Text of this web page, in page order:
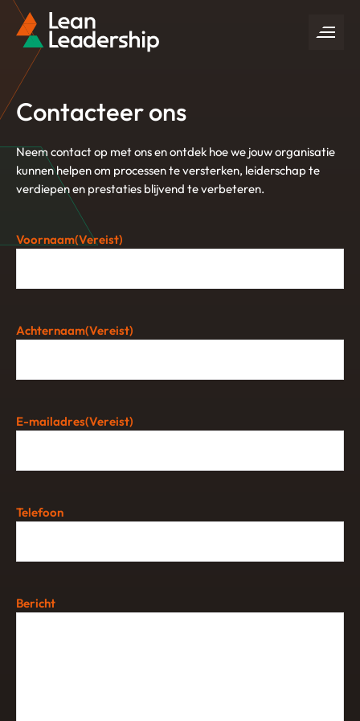
Contacteer ons
Neem contact op met ons en ontdek hoe we jouw organisatie
kunnen helpen om processen te versterken, leiderschap te
verdiepen en prestaties blijvend te verbeteren.
Voornaam(Vereist)
Achternaam(Vereist)
E-mailadres(Vereist)
Telefoon
Bericht